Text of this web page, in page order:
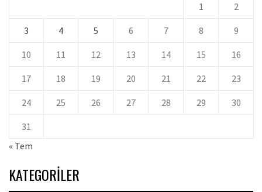
1
2
3 4 5 6 7 8 9
10 11 12 13 14 15 16
17 18 19 20 21 22 23
24 25 26 27 28 29 30
31
« Tem
KATEGORILER